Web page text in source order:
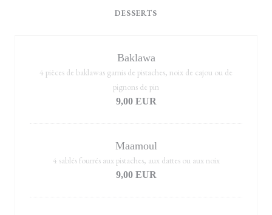
DESSERTS
Baklawa
4 pièces de baklawas garnis de pistaches, noix de cajou ou de
pignons de pin
9,00 EUR
Maamoul
4 sablés fourrés aux pistaches, aux dattes ou aux noix
9,00 EUR